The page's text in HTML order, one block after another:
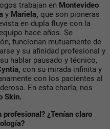
trabajan en Montevideo
y Mariela, que son pioneras
en dupla fluye con la
hace años. Se
funcionan mutuamente de
y su afinidad profesional y
hablar pausado y técnico,
con su mirada infinita y
con los pacientes al
En esta charla, nos
Skin.
¿Tenían claro